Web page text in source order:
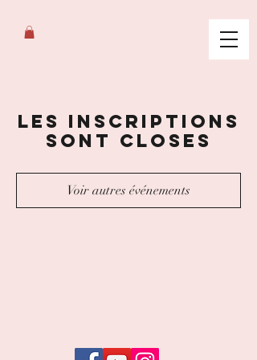
Les inscriptions
sont closes
Voir autres événements